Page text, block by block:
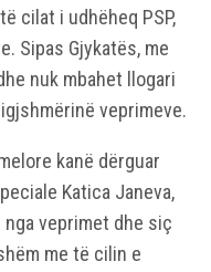
cilat i udhëheq PSP,
Sipas Gjykatës, me
nuk mbahet llogari
veprimeve.
kanë dërguar
Katica Janeva,
nga veprimet dhe siç
me të cilin e